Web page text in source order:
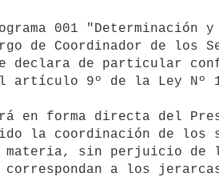
de Coordinador de los
declara de particular
9º de la Ley Nº
en forma directa del
la coordinación de los
sin perjuicio de
a los